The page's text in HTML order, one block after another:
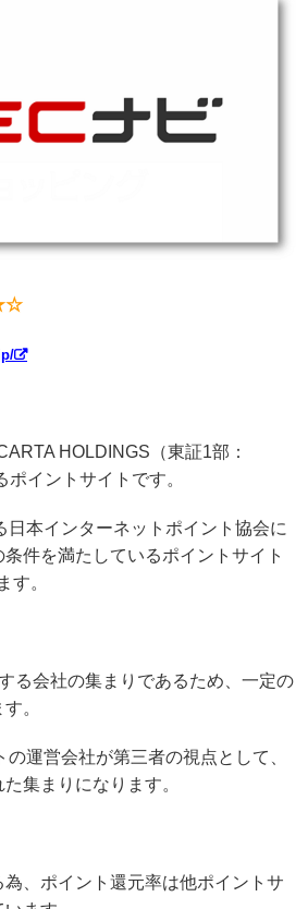
HOLDINGS（東証1部：
イントサイトです。
日本インターネットポイント協会に
件を満たしているポイントサイト
す。
る会社の集まりであるため、一定の
。
運営会社が第三者の視点として、
集まりになります。
、ポイント還元率は他ポイントサ